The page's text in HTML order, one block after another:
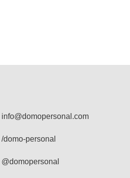
info@domopersonal.com
/domo-personal
@domopersonal